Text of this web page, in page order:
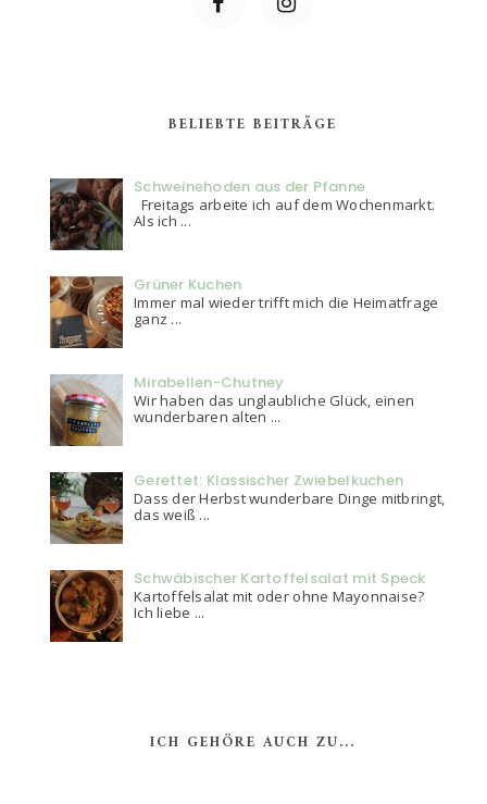
BELIEBTE BEITRÄGE
Schweinehoden aus der Pfanne
Freitags arbeite ich auf dem Wochenmarkt.
Als ich ...
Grüner Kuchen
Immer mal wieder trifft mich die Heimatfrage
ganz ...
Mirabellen-Chutney
Wir haben das unglaubliche Glück, einen
wunderbaren alten ...
Gerettet: Klassischer Zwiebelkuchen
Dass der Herbst wunderbare Dinge mitbringt,
das weiß ...
Schwäbischer Kartoffelsalat mit Speck
Kartoffelsalat mit oder ohne Mayonnaise?
Ich liebe ...
ICH GEHÖRE AUCH ZU...